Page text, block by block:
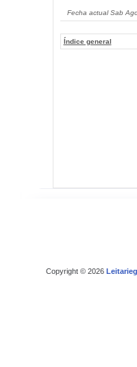
Fecha actual Sab
Índice general
Copyright © 2026